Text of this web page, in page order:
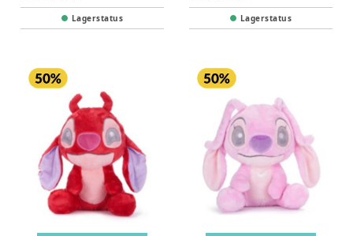
Lagerstatus Lagerstatus